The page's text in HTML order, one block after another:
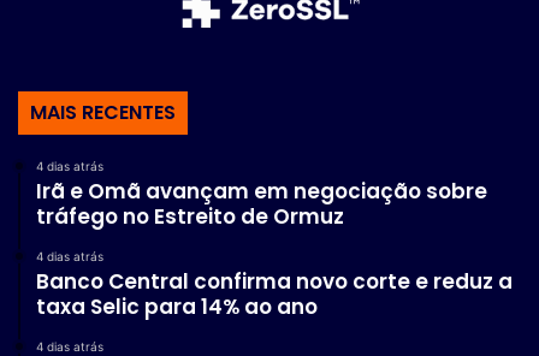
MAIS RECENTES
4 dias atrás
Irã e Omã avançam em negociação sobre
tráfego no Estreito de Ormuz
4 dias atrás
Banco Central confirma novo corte e reduz a
taxa Selic para 14% ao ano
4 dias atrás